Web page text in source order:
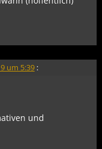
um 5:39 :
und